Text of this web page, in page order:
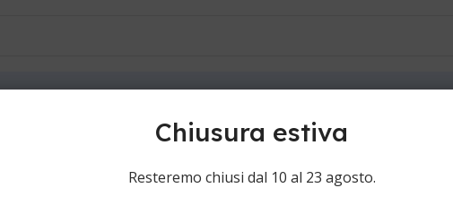
Panasonic Retina wes9085
Panasonic
Chiusura estiva
Resteremo chiusi dal 10 al 23 agosto.